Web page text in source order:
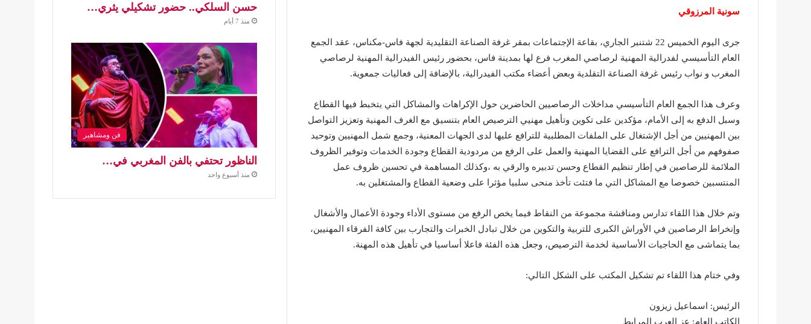
سونية المرزوقي
جرى اليوم الخميس 22 شتنبر الجاري، بقاعة الإجتماعات بمقر غرفة الصناعة التقليدية لجهة فاس-مكناس، عقد الجمع
العام التأسيسي لفدرالية المهنية لرصاصي المغرب فرع لها بمدينة فاس، بحضور رئيس الفيدرالية المهنية لرصاصي
المغرب و نواب رئيس غرفة الصناعة التقلدية وبعض أعضاء مكتب الفيدرالية، بالإضافة إلى فعاليات جمعوية.
وعرف هذا الجمع العام التأسيسي مداخلات الرصاصيين الحاضرين حول الإكراهات والمشاكل التي يتخبط فيها القطاع
وسبل الدفع به إلى الأمام، مؤكدين على تكوين وتأهيل مهنيي الترصيص العام بتنسيق مع الغرف المهنية وتعزيز التواصل
بين المهنيين من أجل الإشتغال على الملفات المطلبية للترافع عليها لدى الجهات المعنية، وجمع شمل المهنيين وتوحيد
صفوفهم من أجل الترافع على القضايا المهنية والعمل على الرفع من مردودية القطاع وجودة الخدمات وتوفير الظروف
الملائمة للرصاصين في إطار تنظيم القطاع وحسن تدبيره والرقي به ،وكذلك المساهمة في تحسين ظروف عمل
المنتسبين خصوصا مع المشاكل التي ما فتئت تأخذ منحى سلبيا مؤثرا على وضعية القطاع والمشتغلين به.
وتم خلال هذا اللقاء تدارس ومناقشة مجموعة من النقاط فيما يخص الرفع من مستوى الأداء وجودة الأعمال والأشغال
وإنخراط الرصاصين في الأوراش الكبرى للتربية والتكوين من خلال تبادل الخبرات والتجارب بين كافة الفرقاء المهنيين،
بما يتماشى مع الحاجيات الأساسية لخدمة الترصيص، وجعل هذه الفئة فاعلا أساسيا في تأهيل هذه المهنة.
وفي ختام هذا اللقاء تم تشكيل المكتب على الشكل التالي:
الرئيس: اسماعيل زيزون
الكاتب العام: عز العرب المرابط
حسن السلكي.. حضور تشكيلي يثري…
منذ 7 أيام
فن ومشاهير
الناظور تحتفي بالفن المغربي في…
منذ أسبوع واحد